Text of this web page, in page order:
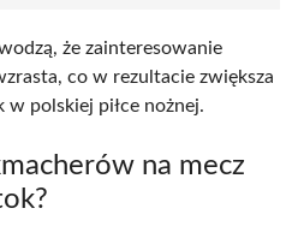
że zainteresowanie
co w rezultacie zwiększa
w polskiej piłce nożnej.
na mecz